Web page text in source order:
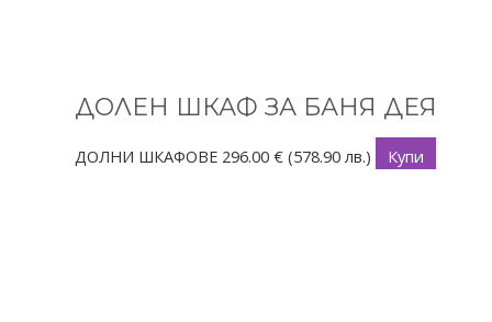
ДОЛЕН ШКАФ ЗА БАНЯ ДЕЯ
ДОЛНИ ШКАФОВЕ 296.00 € (578.90 лв.) Купи